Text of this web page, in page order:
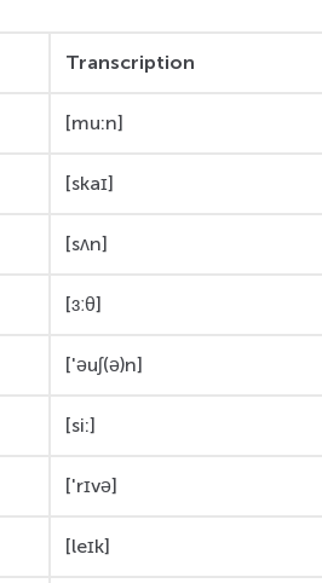
Transcription
[mu:n]
[skaɪ]
[sʌn]
[ɜːθ]
['əuʃ(ə)n]
[si:]
['rɪvə]
[leɪk]